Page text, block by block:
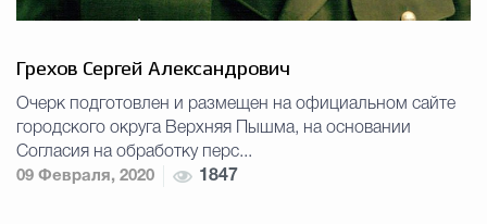
Грехов Сергей Александрович
Очерк подготовлен и размещен на официальном сайте
городского округа Верхняя Пышма, на основании
Согласия на обработку перс...
09 Февраля, 2020
1847